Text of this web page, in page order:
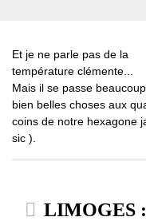
Et je ne parle pas de la
température clémente...
Mais il se passe
bien belles choses aux
coins de notre hexagone
sic ).
LIMOGES